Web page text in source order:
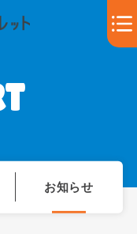
お知らせ